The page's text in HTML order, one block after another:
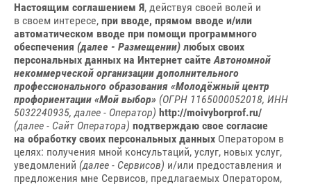
Настоящим соглашением Я, действуя своей волей и
в своем интересе, при вводе, прямом вводе и/или
автоматическом вводе при помощи программного
обеспечения (далее - Размещении) любых своих
персональных данных на Интернет сайтеАвтономной
некоммерческой организации дополнительного
профессионального образования «Молодёжный центр
профориентации «Мой выбор» (ОГРН 1165000052018, ИНН
5032240935, далее - Оператор) http://moivyborprof.ru/
(далее - Сайт Оператора) подтверждаю свое согласие
на обработку своих персональных данных Оператором в
целях: получения мной консультаций, услуг, новых услуг,
уведомлений (далее - Сервисов) и/или предоставления и
предложения мне Сервисов, предлагаемых Оператором,